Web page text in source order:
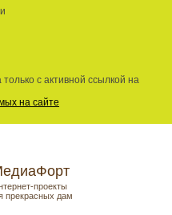
с активной ссылкой на
на сайте
проекты
прекрасных дам